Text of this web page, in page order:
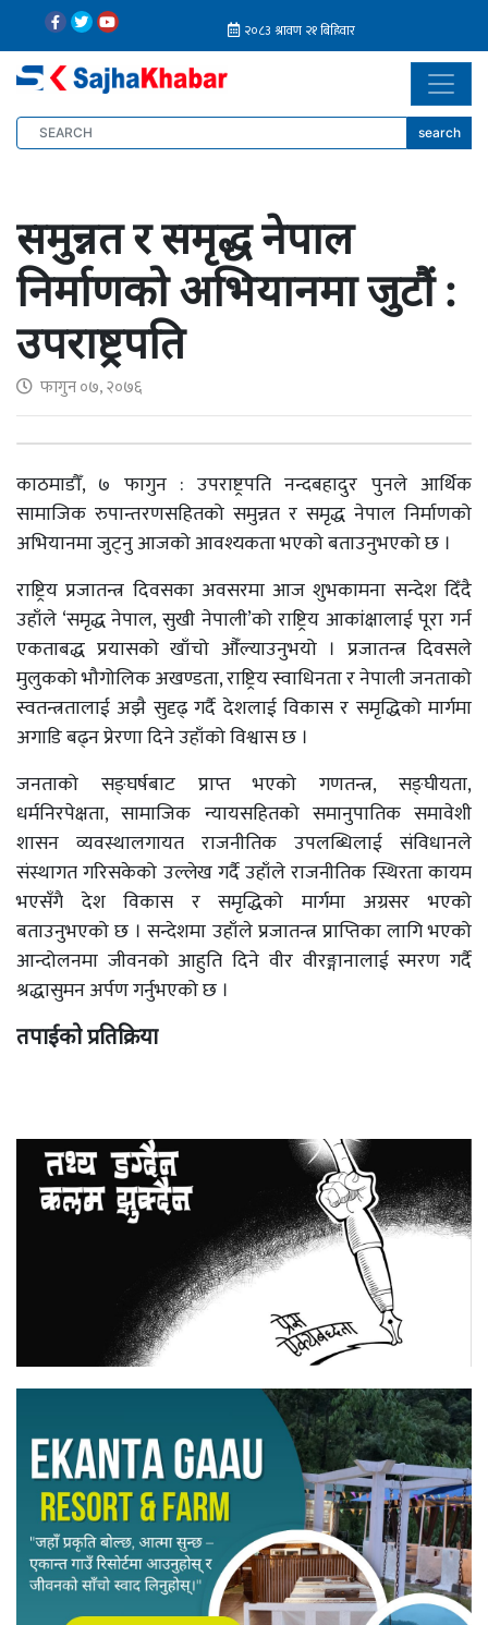
search
समुन्नत र समृद्ध नेपाल
निर्माणको अभियानमा जुटौं :
उपराष्ट्रपति
फागुन ०७, २०७६
काठमाडौँ, ७ फागुन : उपराष्ट्रपति नन्दबहादुर पुनले आर्थिक
सामाजिक रुपान्तरणसहितको समुन्नत र समृद्ध नेपाल निर्माणको
अभियानमा जुट्नु आजको आवश्यकता भएको बताउनुभएको छ ।
राष्ट्रिय प्रजातन्त्र दिवसका अवसरमा आज शुभकामना सन्देश दिँदै
उहाँले ‘समृद्ध नेपाल, सुखी नेपाली’को राष्ट्रिय आकांक्षालाई पूरा गर्न
एकताबद्ध प्रयासको खाँचो औँल्याउनुभयो । प्रजातन्त्र दिवसले
मुलुकको भौगोलिक अखण्डता, राष्ट्रिय स्वाधिनता र नेपाली जनताको
स्वतन्त्रतालाई अझै सुदृढ् गर्दै देशलाई विकास र समृद्धिको मार्गमा
अगाडि बढ्न प्रेरणा दिने उहाँको विश्वास छ ।
जनताको सङ्घर्षबाट प्राप्त भएको गणतन्त्र, सङ्घीयता,
धर्मनिरपेक्षता, सामाजिक न्यायसहितको समानुपातिक समावेशी
शासन व्यवस्थालगायत राजनीतिक उपलब्धिलाई संविधानले
संस्थागत गरिसकेको उल्लेख गर्दै उहाँले राजनीतिक स्थिरता कायम
भएसँगै देश विकास र समृद्धिको मार्गमा अग्रसर भएको
बताउनुभएको छ । सन्देशमा उहाँले प्रजातन्त्र प्राप्तिका लागि भएको
आन्दोलनमा जीवनको आहुति दिने वीर वीरङ्गानालाई स्मरण गर्दै
श्रद्धासुमन अर्पण गर्नुभएको छ ।
तपाईको प्रतिक्रिया